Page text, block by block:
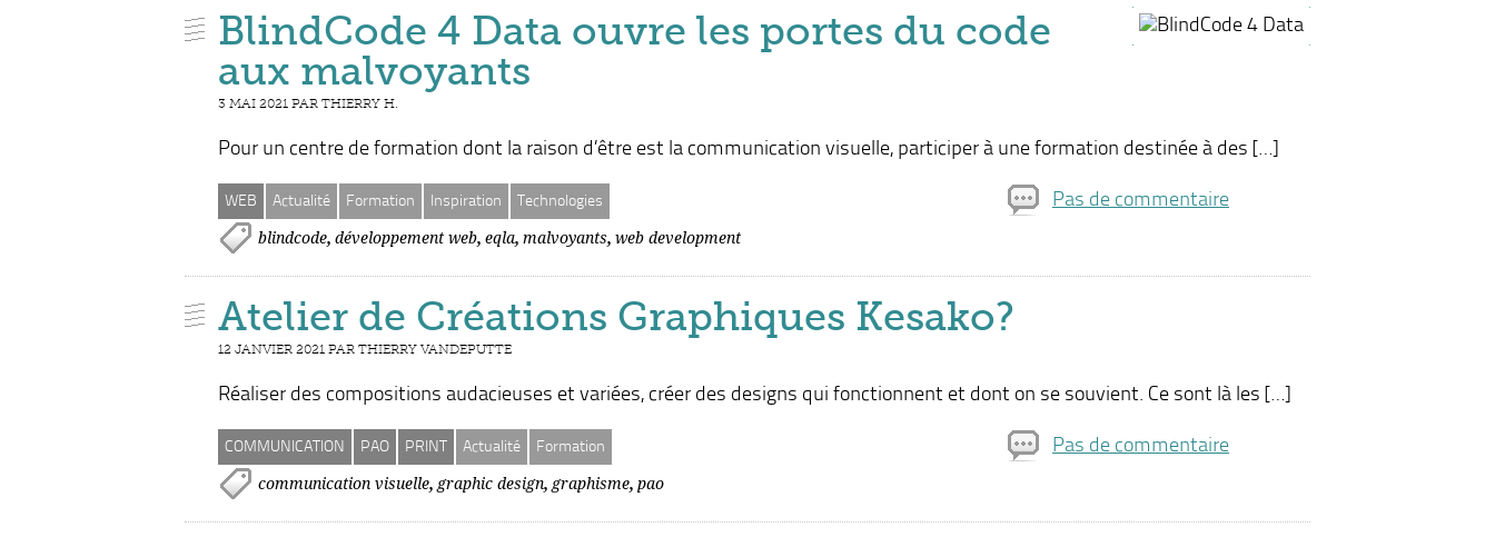
BlindCode 4 Data ouvre les portes du code
aux malvoyants
3 MAI 2021 PAR THIERRY H.
Pour un centre de formation dont la raison d’être est la communication visuelle, participer à une formation destinée à des […]
Pas de commentaire
WEB Actualité Formation Inspiration Technologies
blindcode, développement web, eqla, malvoyants, web development
Atelier de Créations Graphiques Kesako?
12 JANVIER 2021 PAR THIERRY VANDEPUTTE
Réaliser des compositions audacieuses et variées, créer des designs qui fonctionnent et dont on se souvient. Ce sont là les […]
Pas de commentaire
COMMUNICATION PAO PRINT Actualité Formation
communication visuelle, graphic design, graphisme, pao